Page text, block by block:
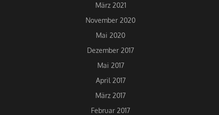
März 2021
November 2020
Mai 2020
Dezember 2017
Mai 2017
April 2017
März 2017
Februar 2017